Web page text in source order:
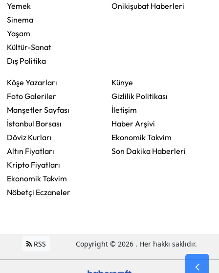
Yemek
Sinema
Yaşam
Kültür-Sanat
Dış Politika
Onikişubat Haberleri
Köşe Yazarları
Foto Galeriler
Manşetler Sayfası
İstanbul Borsası
Döviz Kurları
Altın Fiyatları
Kripto Fiyatları
Ekonomik Takvim
Nöbetçi Eczaneler
Künye
Gizlilik Politikası
İletişim
Haber Arşivi
Ekonomik Takvim
Son Dakika Haberleri
RSS Copyright © 2026 . Her hakkı saklıdır.